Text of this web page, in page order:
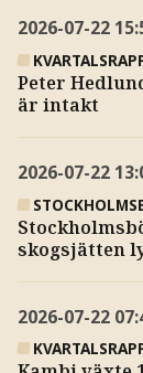
2026-07-22
Peter
är intakt
2026-07-22
skogsjätten
2026-07-22